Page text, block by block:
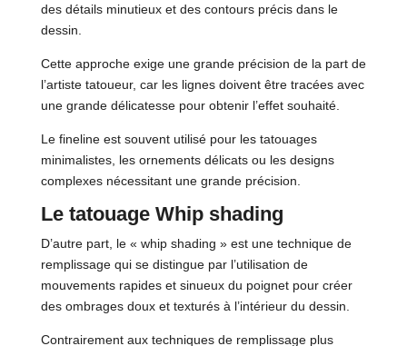
des détails minutieux et des contours précis dans le
dessin.
Cette approche exige une grande précision de la part de
l’artiste tatoueur, car les lignes doivent être tracées avec
une grande délicatesse pour obtenir l’effet souhaité.
Le fineline est souvent utilisé pour les tatouages
minimalistes, les ornements délicats ou les designs
complexes nécessitant une grande précision.
Le tatouage Whip shading
D’autre part, le « whip shading » est une technique de
remplissage qui se distingue par l’utilisation de
mouvements rapides et sinueux du poignet pour créer
des ombrages doux et texturés à l’intérieur du dessin.
Contrairement aux techniques de remplissage plus